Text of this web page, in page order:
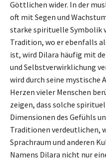
Göttlichen wider. In der
oft mit Segen und
starke spirituelle Symbolik
Tradition, wo er ebenfalls
ist, wird Dilara häufig mit
und Selbstverwirklichung
wird durch seine mystische
Herzen vieler Menschen
zeigen, dass solche
Dimensionen des Gefühls
Traditionen verdeutlichen,
Sprachraum und anderen
Namens Dilara nicht nur